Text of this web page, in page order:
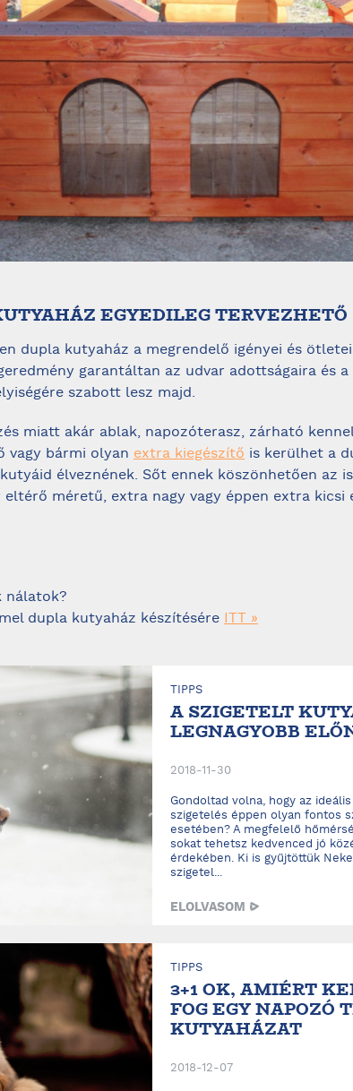
EGYEDILEG TERVEZHETŐ
dupla kutyaház a megrendelő igényei és
garantáltan az udvar adottságaira és a
szabott lesz majd.
miatt akár ablak, napozóterasz, zárható
vagy bármi olyan extra kiegészítő is kerülhet a
élveznének. Sőt ennek köszönhetően az is
méretű, extra nagy vagy éppen extra kicsi
nálatok?
dupla kutyaház készítésére ITT »
TIPPS
A SZIGETELT
LEGNAGYOBB
2018-11-30
Gondoltad volna, hogy az
szigetelés éppen olyan fontos
esetében? A megfelelő
sokat tehetsz kedvenced jó
érdekében. Ki is gyűjtöttük
szigetel...
ELOLVASOM
TIPPS
3+1 OK, AMIÉRT
FOG EGY NAPOZÓ
KUTYAHÁZAT
2018-12-07